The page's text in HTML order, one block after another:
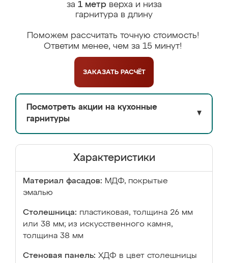
за 1 метрверха и низа
гарнитура в длину
Поможем рассчитать точную стоимость!
Ответим менее, чем за 15 минут!
ЗАКАЗАТЬ РАСЧЁТ
Посмотреть акции на кухонные
гарнитуры
▼
Характеристики
Материал фасадов: МДФ, покрытые
эмалью
Столешница: пластиковая, толщина 26 мм
или 38 мм; из искусственного камня,
толщина 38 мм
Стеновая панель: ХДФ в цвет столешницы